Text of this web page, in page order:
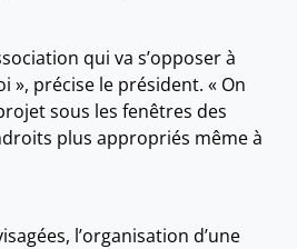
qui va s’opposer à
», précise le président. « On
sous les fenêtres des
plus appropriés même à
l’organisation d’une